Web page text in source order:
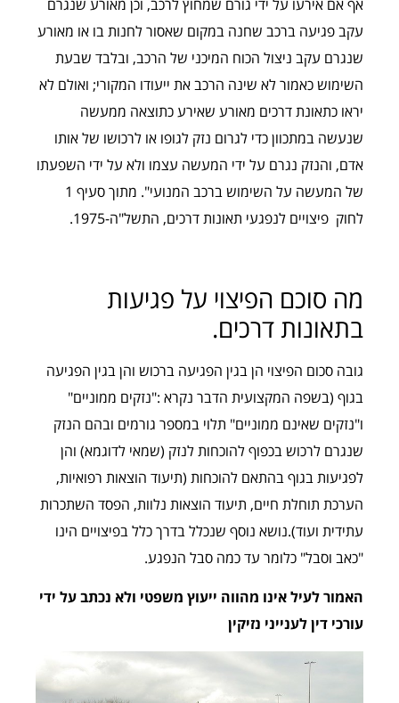
אף אם אירעו על ידי גורם שמחוץ לרכב, וכן מאורע שנגרם
עקב פגיעה ברכב שחנה במקום שאסור לחנות בו או מאורע
שנגרם עקב ניצול הכוח המיכני של הרכב, ובלבד שבעת
השימוש כאמור לא שינה הרכב את ייעודו המקורי; ואולם לא
יראו כתאונת דרכים מאורע שאירע כתוצאה ממעשה
שנעשה במתכוון כדי לגרום נזק לגופו או לרכושו של אותו
אדם, והנזק נגרם על ידי המעשה עצמו ולא על ידי השפעתו
של המעשה על השימוש ברכב המנועי". מתוך סעיף 1
לחוק פיצויים לנפגעי תאונות דרכים, התשל"ה-1975.
מה סוכם הפיצוי על פגיעות
בתאונות דרכים.
גובה סכום הפיצוי הן בגין הפגיעה ברכוש והן בגין הפגיעה
בגוף (בשפה המקצועית הדבר נקרא :"נזקים ממוניים"
ו"נזקים שאינם ממוניים" תלוי במספר גורמים ובהם הנזק
שנגרם לרכוש בכפוף להוכחות לנזק (שמאי לדוגמא) והן
לפגיעות בגוף בהתאם להוכחות (תיעוד הוצאות רפואיות,
הערכת תוחלת חיים, תיעוד הוצאות נלוות, הפסד השתכרות
עתידית ועוד).נושא נוסף שנכלל בדרך כלל בפיצויים הינו
"כאב וסבל" כלומר עד כמה סבל הנפגע.
האמור לעיל אינו מהווה ייעוץ משפטי ולא נכתב על ידי
עורכי דין לענייני נזיקין